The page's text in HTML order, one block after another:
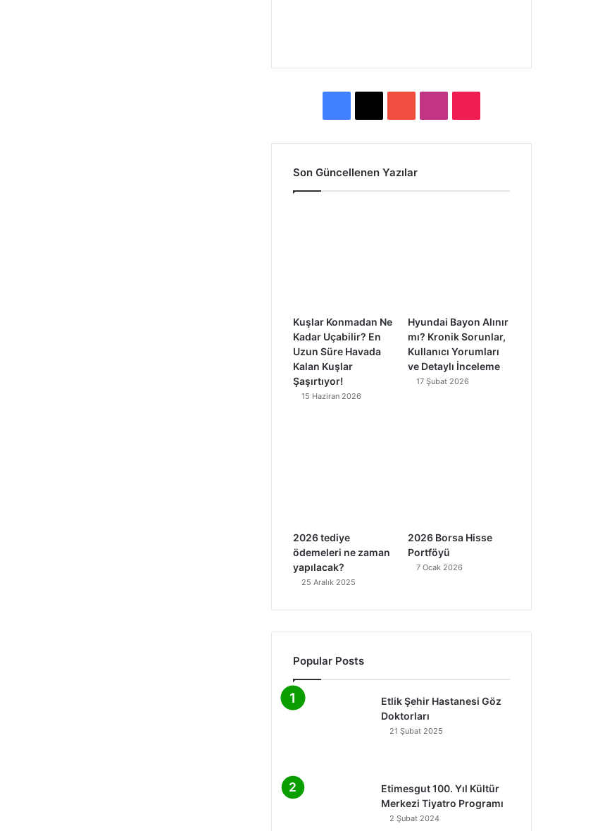
e
T
t
T
Son Güncellenen Yazılar
Kuşlar Konmadan Ne
Kadar Uçabilir? En
Uzun Süre Havada
Kalan Kuşlar
Şaşırtıyor!
15 Haziran 2026
Hyundai Bayon Alınır
mı? Kronik Sorunlar,
Kullanıcı Yorumları
ve Detaylı İnceleme
17 Şubat 2026
2026 tediye
ödemeleri ne zaman
yapılacak?
25 Aralık 2025
2026 Borsa Hisse
Portföyü
7 Ocak 2026
Popular Posts
Etlik Şehir Hastanesi Göz
Doktorları
21 Şubat 2025
Etimesgut 100. Yıl Kültür
Merkezi Tiyatro Programı
2 Şubat 2024